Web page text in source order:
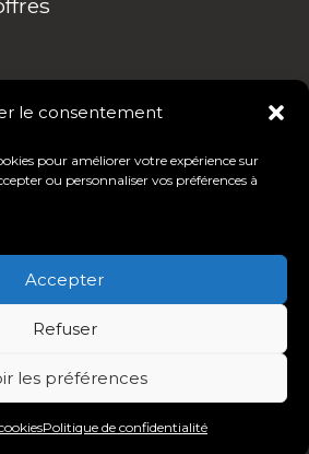
le consentement
pour améliorer votre expérience sur
ou personnaliser vos préférences à
Accepter
Refuser
les préférences
Politique de confidentialité
Hurel